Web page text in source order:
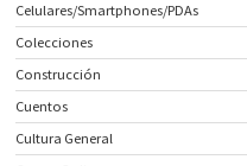
Celulares/Smartphones/PDAs
Colecciones
Construcción
Cuentos
Cultura General